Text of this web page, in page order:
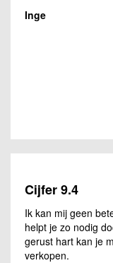
Inge
Cijfer 9.4
Ik kan mij geen
helpt je zo nodig
gerust hart kan je
verkopen.